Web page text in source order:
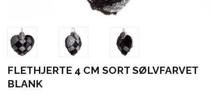
FLETHJERTE 4 CM SORT SØLVFARVET
BLANK